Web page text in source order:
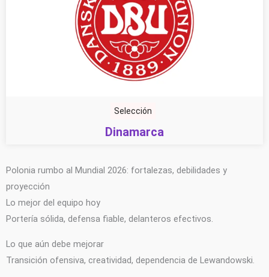
Selección
Dinamarca
Polonia rumbo al Mundial 2026: fortalezas, debilidades y
proyección
Lo mejor del equipo hoy
Portería sólida, defensa fiable, delanteros efectivos.
Lo que aún debe mejorar
Transición ofensiva, creatividad, dependencia de Lewandowski.